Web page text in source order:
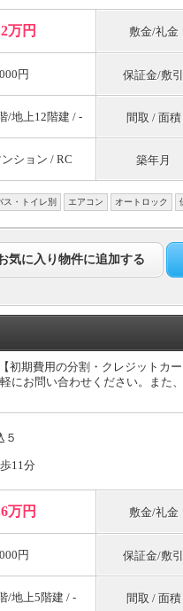
万円 敷金/礼金
円 保証金/敷引
/地上12階建 / - 間取 / 面積
ンション / RC 築年月
ス・トイレ別 エアコン オートロック
気に入り物件に追加する
期費用の分割・クレジットカ
にお問い合わせください。また
５
11分
万円 敷金/礼金
円 保証金/敷引
/地上5階建 / - 間取 / 面積